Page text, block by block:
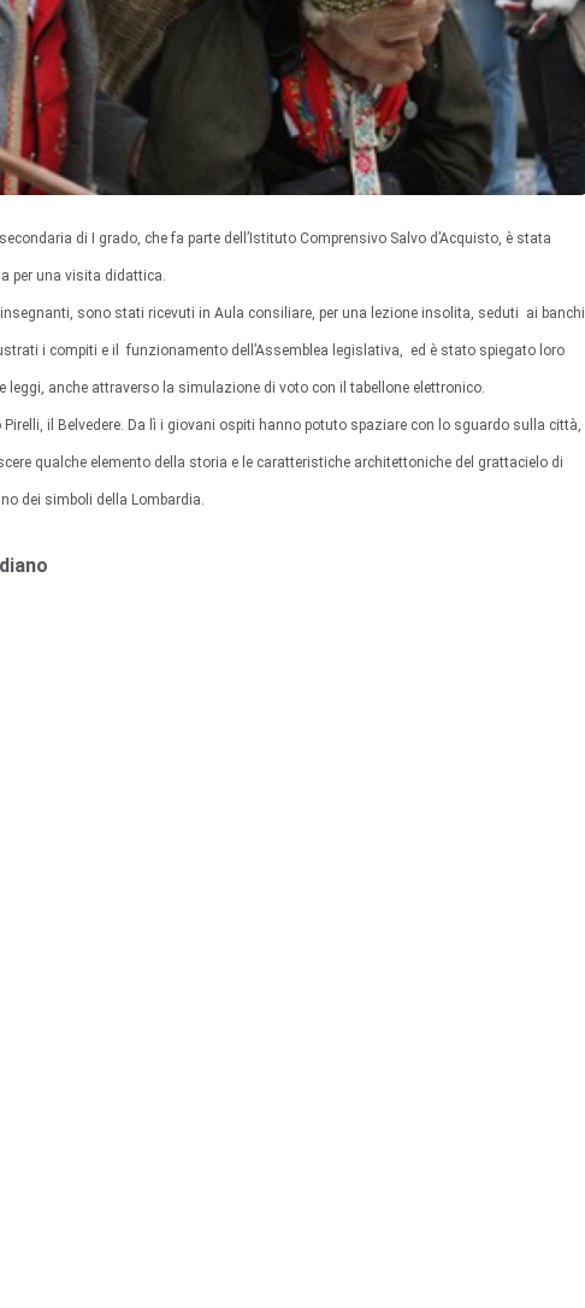
di I grado, che fa parte dell’Istituto Comprensivo Salvo d’Acquisto, è stata
per una visita didattica.
sono stati ricevuti in Aula consiliare, per una lezione insolita, seduti ai banchi
i compiti e il funzionamento dell’Assemblea legislativa, ed è stato spiegato loro
leggi, anche attraverso la simulazione di voto con il tabellone elettronico.
il Belvedere. Da lì i giovani ospiti hanno potuto spaziare con lo sguardo sulla città,
qualche elemento della storia e le caratteristiche architettoniche del grattacielo di
dei simboli della Lombardia.